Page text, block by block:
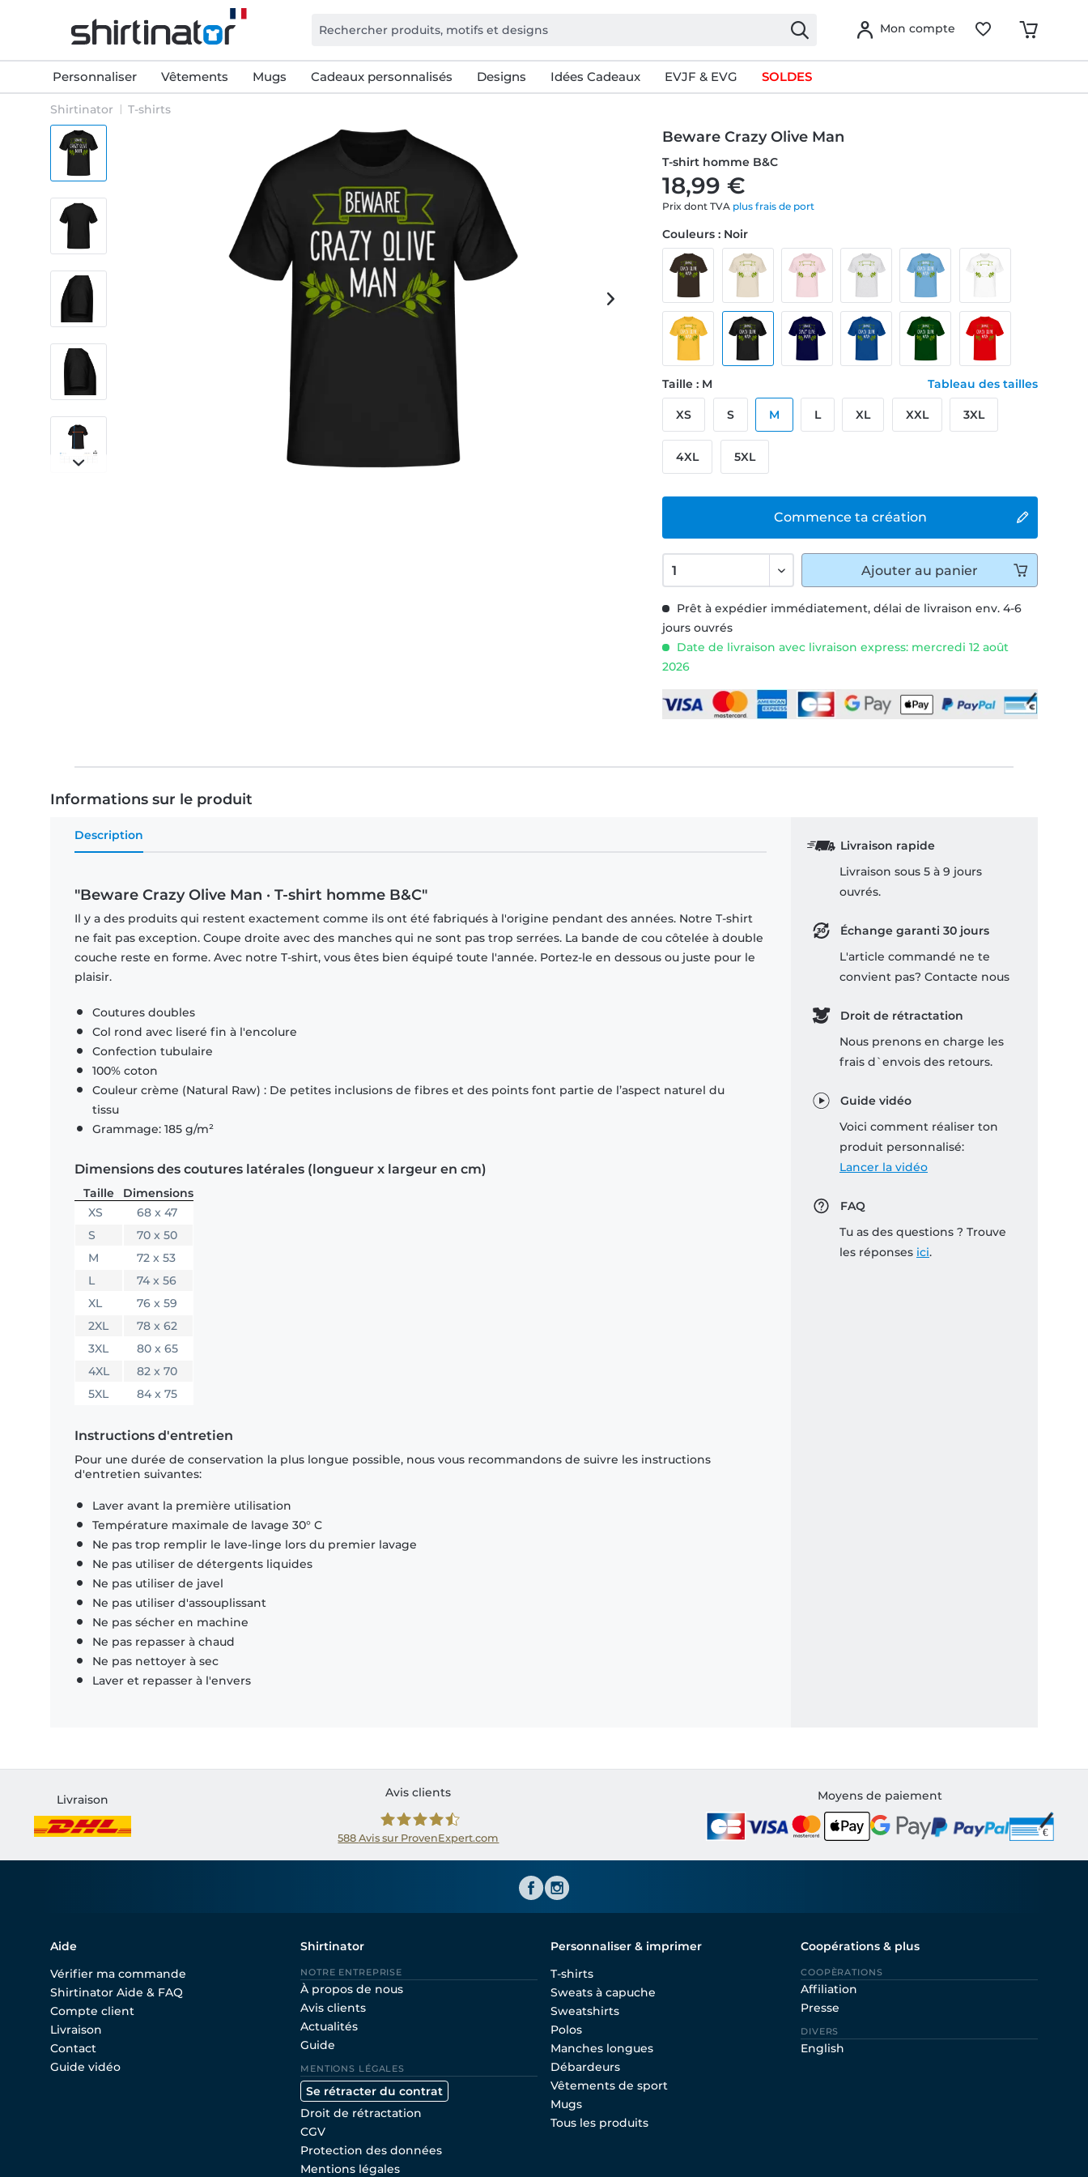
Mon compte
Personnaliser Vêtements Mugs Cadeaux personnalisés Designs Idées Cadeaux EVJF & EVG SOLDES
Shirtinator T-shirts
Beware Crazy Olive Man
T-shirt homme B&C
18,99 €
Prix dont TVA plus frais de port
Prêt à expédier immédiatement, délai de livraison env. 4-6
jours ouvrés
Date de livraison avec livraison express: mercredi 12 août
2026
Commence ta création
Couleurs : Noir
Taille : M Tableau des tailles
XS S M L XL XXL 3XL
4XL 5XL
Ajouter au panier
Informations sur le produit
Description
"Beware Crazy Olive Man · T-shirt homme B&C"
Il y a des produits qui restent exactement comme ils ont été fabriqués à l'origine pendant des années. Notre T-shirt
ne fait pas exception. Coupe droite avec des manches qui ne sont pas trop serrées. La bande de cou côtelée à double
couche reste en forme. Avec notre T-shirt, vous êtes bien équipé toute l'année. Portez-le en dessous ou juste pour le
plaisir.
Coutures doubles
Col rond avec liseré fin à l'encolure
Confection tubulaire
100% coton
Couleur crème (Natural Raw) : De petites inclusions de fibres et des points font partie de l’aspect naturel du
tissu
Grammage: 185 g/m²
Dimensions des coutures latérales (longueur x largeur en cm)
Taille
Dimensions
XS
68 x 47
S
70 x 50
M
72 x 53
L
74 x 56
XL
76 x 59
2XL
78 x 62
3XL
80 x 65
4XL
82 x 70
5XL
84 x 75
Instructions d'entretien
Pour une durée de conservation la plus longue possible, nous vous recommandons de suivre les instructions
d'entretien suivantes:
Laver avant la première utilisation
Température maximale de lavage 30° C
Ne pas trop remplir le lave-linge lors du premier lavage
Ne pas utiliser de détergents liquides
Ne pas utiliser de javel
Ne pas utiliser d'assouplissant
Ne pas sécher en machine
Ne pas repasser à chaud
Ne pas nettoyer à sec
Laver et repasser à l'envers
Livraison rapide
Livraison sous 5 à 9 jours
ouvrés.
Échange garanti 30 jours
L'article commandé ne te
convient pas? Contacte nous
Droit de rétractation
Nous prenons en charge les
frais d`envois des retours.
Guide vidéo
Voici comment réaliser ton
produit personnalisé:
Lancer la vidéo
FAQ
Tu as des questions ? Trouve
les réponses ici.
Livraison
Avis clients
588Avis sur ProvenExpert.com
Moyens de paiement
Aide
Vérifier ma commande
Shirtinator Aide & FAQ
Compte client
Livraison
Contact
Guide vidéo
Shirtinator
NOTRE ENTREPRISE
À propos de nous
Avis clients
Actualités
Guide
MENTIONS LÉGALES
Se rétracter du contrat
Droit de rétractation
CGV
Protection des données
Mentions légales
Personnaliser & imprimer
T-shirts
Sweats à capuche
Sweatshirts
Polos
Manches longues
Débardeurs
Vêtements de sport
Mugs
Tous les produits
Coopérations & plus
COOPÈRATIONS
Affiliation
Presse
DIVERS
English